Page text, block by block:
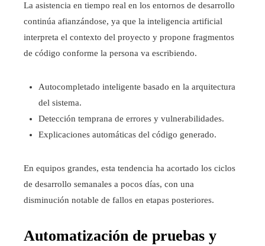
La asistencia en tiempo real en los entornos de desarrollo
continúa afianzándose, ya que la inteligencia artificial
interpreta el contexto del proyecto y propone fragmentos
de código conforme la persona va escribiendo.
Autocompletado inteligente basado en la arquitectura
del sistema.
Detección temprana de errores y vulnerabilidades.
Explicaciones automáticas del código generado.
En equipos grandes, esta tendencia ha acortado los ciclos
de desarrollo semanales a pocos días, con una
disminución notable de fallos en etapas posteriores.
Automatización de pruebas y